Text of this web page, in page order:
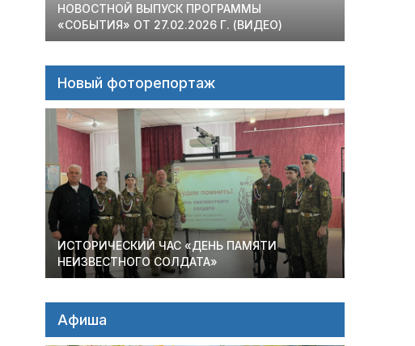
НОВОСТНОЙ ВЫПУСК ПРОГРАММЫ
«СОБЫТИЯ» ОТ 27.02.2026 Г. (ВИДЕО)
Новый фоторепортаж
ИСТОРИЧЕСКИЙ ЧАС «ДЕНЬ ПАМЯТИ
НЕИЗВЕСТНОГО СОЛДАТА»
Афиша